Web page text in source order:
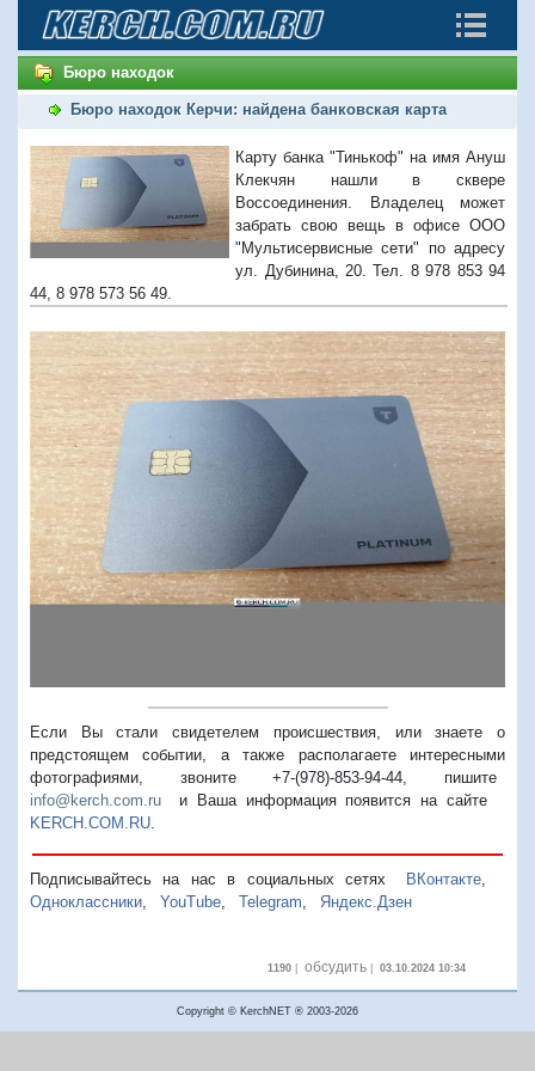
Бюро находок
Бюро находок Керчи: найдена банковская карта
Карту банка "Тинькоф" на имя Ануш
Клекчян нашли в сквере
Воссоединения. Владелец может
забрать свою вещь в офисе ООО
"Мультисервисные сети" по адресу
ул. Дубинина, 20. Тел. 8 978 853 94
44, 8 978 573 56 49.
Если Вы стали свидетелем происшествия, или знаете о
предстоящем событии, а также располагаете интересными
фотографиями, звоните +7-(978)-853-94-44, пишите
info@kerch.com.ru и Ваша информация появится на сайте
KERCH.COM.RU.
Подписывайтесь на нас в социальных сетях ВКонтакте,
Одноклассники, YouTube, Telegram, Яндекс.Дзен
1190| обсудить| 03.10.2024 10:34
Copyright © KerchNET ® 2003-2026